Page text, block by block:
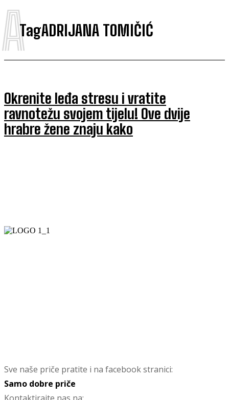
TagADRIJANA TOMIČIĆ
A
Okrenite leđa stresu i vratite
ravnotežu svojem tijelu! Ove dvije
hrabre žene znaju kako
Sve naše priče pratite i na facebook stranici:
Samo dobre priče